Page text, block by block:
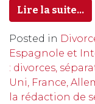
Lire la suite…
Posted in
Espagnole et
: divorces,
Uni, France,
la rédaction de